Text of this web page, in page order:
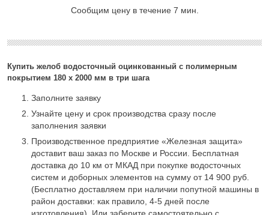
Купить желоб водосточный оцинкованный с полимерным
покрытием 180 х 2000 мм в три шага
Заполните заявку
Узнайте цену и срок производства сразу после
заполнения заявки
Производственное предприятие «Железная защита»
доставит ваш заказ по Москве и России. Бесплатная
доставка до 10 км от МКАД при покупке водосточных
систем и доборных элементов на сумму от 14 900 руб.
(Бесплатно доставляем при наличии попутной машины в
район доставки: как правило, 4-5 дней после
Сообщим цену в течение 7 мин.